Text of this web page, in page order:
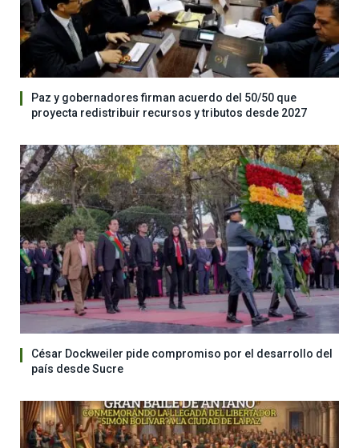
Paz y gobernadores firman acuerdo del 50/50 que
proyecta redistribuir recursos y tributos desde 2027
César Dockweiler pide compromiso por el desarrollo del
país desde Sucre